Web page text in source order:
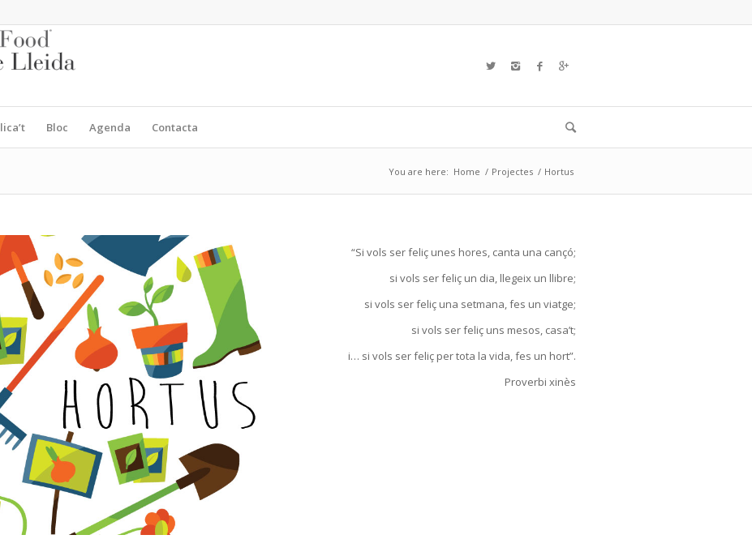
Bloc Agenda Contacta
You are here: Home / Projectes / Hortus
“Si vols ser feliç unes hores, canta una cançó;
si vols ser feliç un dia, llegeix un llibre;
si vols ser feliç una setmana, fes un viatge;
si vols ser feliç uns mesos, casa’t;
i… si vols ser feliç per tota la vida, fes un hort”.
Proverbi xinès